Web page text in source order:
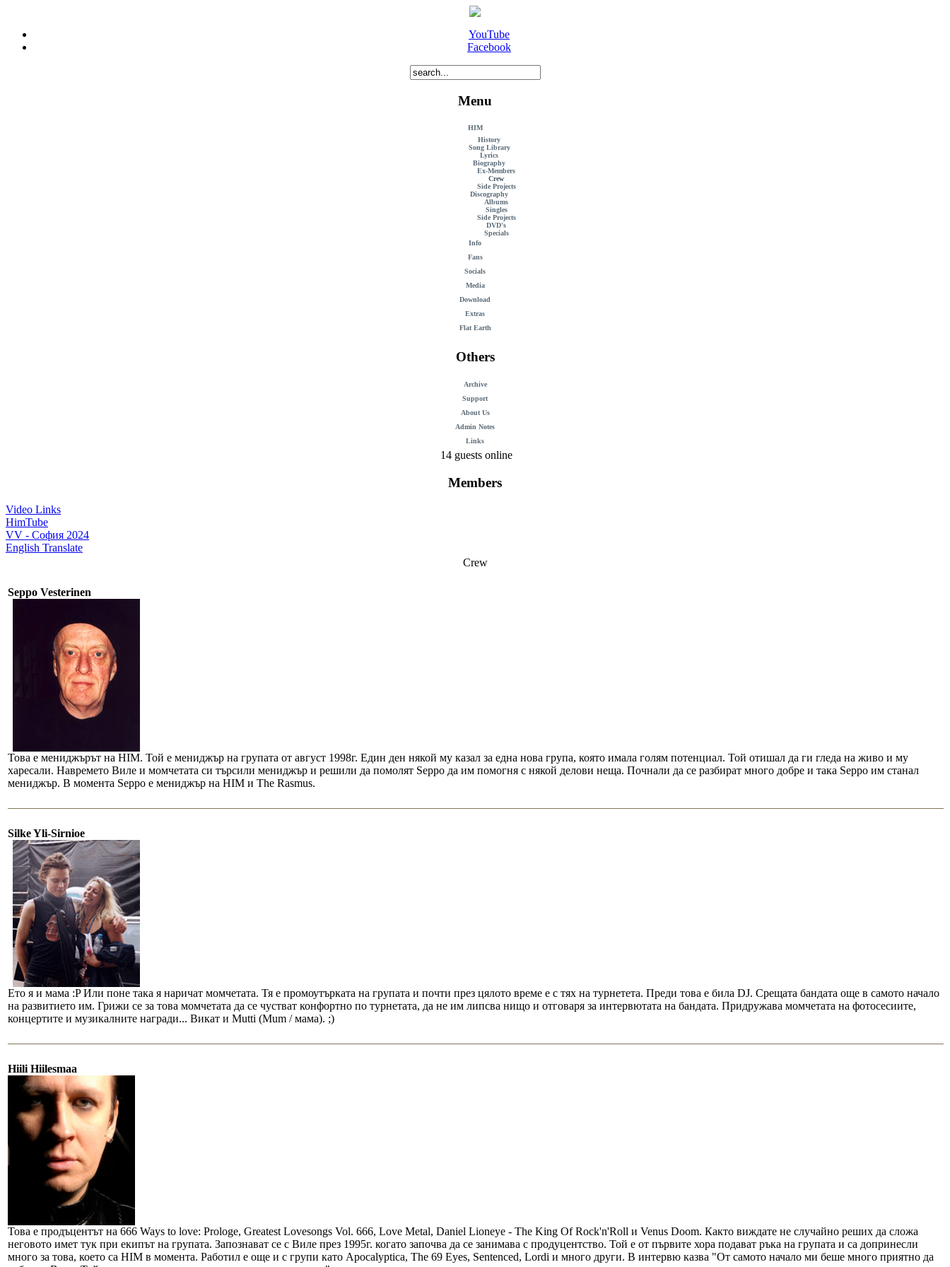
YouTube
Facebook
Menu
HIM
History
Song Library
Lyrics
Biography
Ex-Members
Crew
Side Projects
Discography
Albums
Singles
Side Projects
DVD's
Specials
Info
Fans
Socials
Media
Download
Extras
Flat Earth
Others
Archive
Support
About Us
Admin Notes
Links
14 guests online
Members
Video Links
HimTube
VV - София 2024
English Translate
Crew
Seppo Vesterinen
Това е мениджърът на HIM. Той е мениджър на групата от август 1998г. Един ден някой му казал за една нова група, която имала голям потенциал. Той отишал да ги гледа на живо и му
харесали. Навремето Виле и момчетата си търсили мениджър и решили да помолят Seppo да им помогня с някой делови неща. Почнали да се разбират много добре и така Seppo им станал
мениджър. В момента Seppo е мениджър на HIM и The Rasmus.
Silke Yli-Sirnioe
Ето я и мама :P Или поне така я наричат момчетата. Тя е промоутърката на групата и почти през цялото време е с тях на турнетета. Преди това е била DJ. Срещата бандата още в самото начало
на развитието им. Грижи се за това момчетата да се чустват конфортно по турнетата, да не им липсва нищо и отговаря за интервютата на бандата. Придружава момчетата на фотосесиите,
концертите и музикалните награди... Викат и Mutti (Mum / мама). ;)
Hiili Hiilesmaa
Това е продъцентът на 666 Ways to love: Prologe, Greatest Lovesongs Vol. 666, Love Metal, Daniel Lioneye - The King Of Rock'n'Roll и Venus Doom. Както виждате не случайно реших да сложа
неговото имет тук при екипът на групата. Запознават се с Виле през 1995г. когато започва да се занимава с продуцентство. Той е от първите хора подават ръка на групата и са допринесли
много за това, което са HIM в момента. Работил е още и с групи като Apocalyptica, The 69 Eyes, Sentenced, Lordi и много други. В интервю казва "От самото начало ми беше много приятно да